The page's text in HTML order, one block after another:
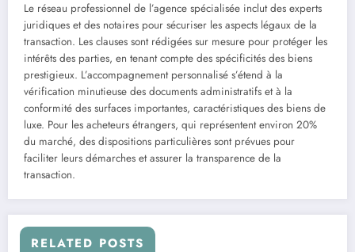
Le réseau professionnel de l’agence spécialisée inclut des experts
juridiques et des notaires pour sécuriser les aspects légaux de la
transaction. Les clauses sont rédigées sur mesure pour protéger les
intérêts des parties, en tenant compte des spécificités des biens
prestigieux. L’accompagnement personnalisé s’étend à la
vérification minutieuse des documents administratifs et à la
conformité des surfaces importantes, caractéristiques des biens de
luxe. Pour les acheteurs étrangers, qui représentent environ 20%
du marché, des dispositions particulières sont prévues pour
faciliter leurs démarches et assurer la transparence de la
transaction.
RELATED POSTS